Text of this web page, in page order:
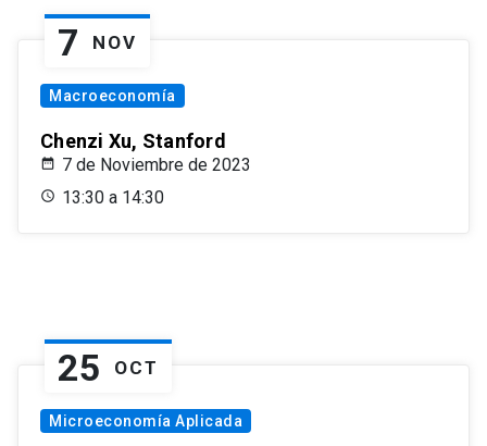
7 NOV
Macroeconomía
Chenzi Xu, Stanford
7 de Noviembre de 2023
13:30 a 14:30
25 OCT
Microeconomía Aplicada